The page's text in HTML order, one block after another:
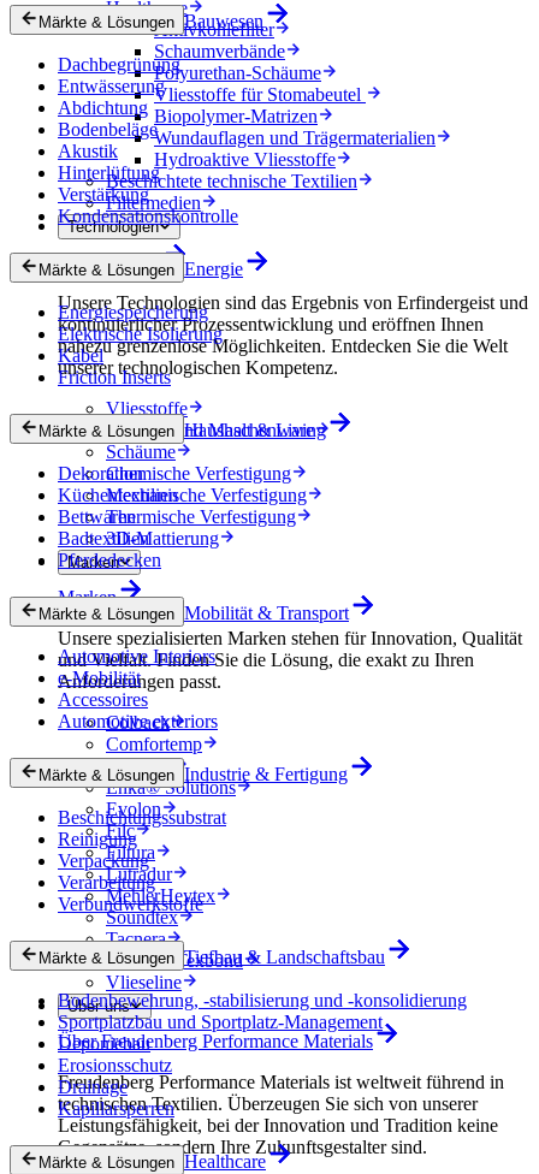
Healthcare
Aktivkohlefilter
Schaumverbände
Polyurethan-Schäume
Vliesstoffe für Stomabeutel
Biopolymer-Matrizen
Wundauflagen und Trägermaterialien
Hydroaktive Vliesstoffe
Beschichtete technische Textilien
Filtermedien
Technologien
Technologien
Unsere Technologien sind das Ergebnis von Erfindergeist und
kontinuierlicher Prozessentwicklung und eröffnen Ihnen
nahezu grenzenlose Möglichkeiten. Entdecken Sie die Welt
unserer technologischen Kompetenz.
Vliesstoffe
Gewebe und Maschenware
Schäume
Chemische Verfestigung
Mechanische Verfestigung
Thermische Verfestigung
3D-Mattierung
Marken
Marken
Unsere spezialisierten Marken stehen für Innovation, Qualität
und Vielfalt. Finden Sie die Lösung, die exakt zu Ihren
Anforderungen passt.
Colback
Comfortemp
Dripstop
Enka® Solutions
Evolon
Filc
Filtura
Lutradur
MehlerHeytex
Soundtex
Tacnera
Terbond-Texbond
Vlieseline
Über uns
Über Freudenberg Performance Materials
Freudenberg Performance Materials ist weltweit führend in
technischen Textilien. Überzeugen Sie sich von unserer
Leistungsfähigkeit, bei der Innovation und Tradition keine
Gegensätze, sondern Ihre Zukunftsgestalter sind.
Märkte & Lösungen Bauwesen
Dachbegrünung
Entwässerung
Abdichtung
Bodenbeläge
Akustik
Hinterlüftung
Verstärkung
Kondensationskontrolle
Märkte & Lösungen Energie
Energiespeicherung
Elektrische Isolierung
Kabel
Friction Inserts
Märkte & Lösungen Haushalt & Living
Dekoration
Küchentextilien
Bettwaren
Badtextilien
Pferdedecken
Märkte & Lösungen Mobilität & Transport
Automotive Interiors
e-Mobilität
Accessoires
Automotive exteriors
Märkte & Lösungen Industrie & Fertigung
Beschichtungssubstrat
Reinigung
Verpackung
Verarbeitung
Verbundwerkstoffe
Märkte & Lösungen Tiefbau & Landschaftsbau
Bodenbewehrung, -stabilisierung und -konsolidierung
Sportplatzbau und Sportplatz-Management
Deponiebau
Erosionsschutz
Drainage
Kapillarsperren
Märkte & Lösungen Healthcare